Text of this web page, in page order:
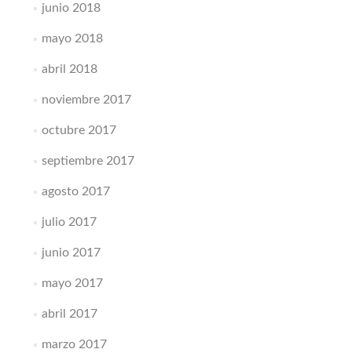
junio 2018
mayo 2018
abril 2018
noviembre 2017
octubre 2017
septiembre 2017
agosto 2017
julio 2017
junio 2017
mayo 2017
abril 2017
marzo 2017